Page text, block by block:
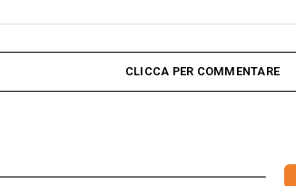
CLICCA PER COMMENTARE